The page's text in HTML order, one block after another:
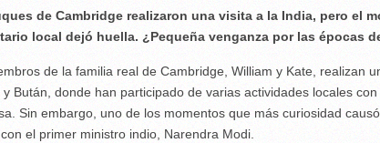
de Cambridge realizaron una visita a la India, pero el
local dejó huella. ¿Pequeña venganza por las épocas
de la familia real de Cambridge, William y Kate, realizan
y Bután, donde han participado de varias actividades locales
Sin embargo, uno de los momentos que más curiosidad
el primer ministro indio, Narendra Modi.